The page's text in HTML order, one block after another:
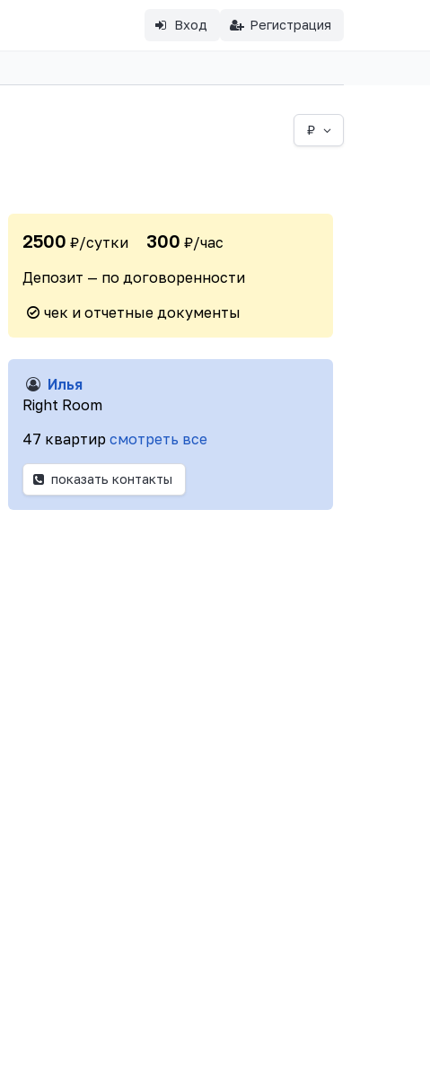
Вход Регистрация
₽
2500 ₽/сутки 300 ₽/час
Депозит — по договоренности
чек и отчетные документы
Илья
Right Room
47 квартир смотреть все
показать контакты